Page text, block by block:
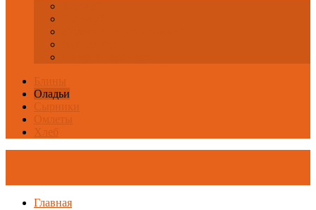
Блины
Оладьи
Сырники
Омлеты
Хлеб
Главная